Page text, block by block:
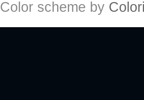
Color scheme by